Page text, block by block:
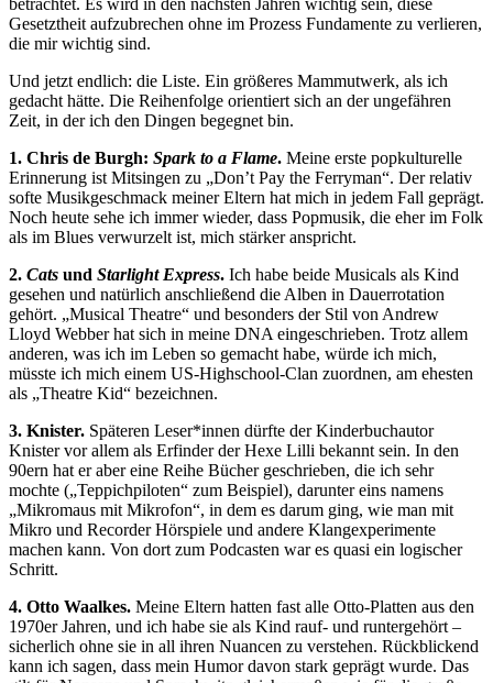
Gesetztheit aufzubrechen ohne im Prozess Fundamente zu verlieren,
die mir wichtig sind.
Und jetzt endlich: die Liste. Ein größeres Mammutwerk, als ich
gedacht hätte. Die Reihenfolge orientiert sich an der ungefähren
Zeit, in der ich den Dingen begegnet bin.
1. Chris de Burgh: Spark to a Flame. Meine erste popkulturelle
Erinnerung ist Mitsingen zu „Don’t Pay the Ferryman“. Der relativ
softe Musikgeschmack meiner Eltern hat mich in jedem Fall geprägt.
Noch heute sehe ich immer wieder, dass Popmusik, die eher im Folk
als im Blues verwurzelt ist, mich stärker anspricht.
2. Cats und Starlight Express. Ich habe beide Musicals als Kind
gesehen und natürlich anschließend die Alben in Dauerrotation
gehört. „Musical Theatre“ und besonders der Stil von Andrew
Lloyd Webber hat sich in meine DNA eingeschrieben. Trotz allem
anderen, was ich im Leben so gemacht habe, würde ich mich,
müsste ich mich einem US-Highschool-Clan zuordnen, am ehesten
als „Theatre Kid“ bezeichnen.
3. Knister. Späteren Leser*innen dürfte der Kinderbuchautor
Knister vor allem als Erfinder der Hexe Lilli bekannt sein. In den
90ern hat er aber eine Reihe Bücher geschrieben, die ich sehr
mochte („Teppichpiloten“ zum Beispiel), darunter eins namens
„Mikromaus mit Mikrofon“, in dem es darum ging, wie man mit
Mikro und Recorder Hörspiele und andere Klangexperimente
machen kann. Von dort zum Podcasten war es quasi ein logischer
Schritt.
4. Otto Waalkes. Meine Eltern hatten fast alle Otto-Platten aus den
1970er Jahren, und ich habe sie als Kind rauf- und runtergehört –
sicherlich ohne sie in all ihren Nuancen zu verstehen. Rückblickend
kann ich sagen, dass mein Humor davon stark geprägt wurde. Das